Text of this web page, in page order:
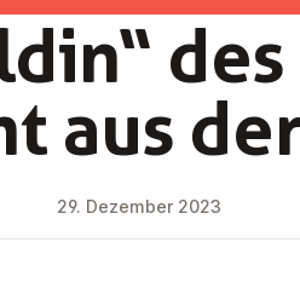
aus
29. Dezember 2023